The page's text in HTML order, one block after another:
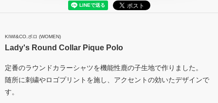
KIWI&CO.ポロ (WOMEN)
Lady's Round Collar Pique Polo
定番のラウンドカラーシャツを機能性鹿の子生地で作りました。
随所に刺繍やロゴプリントを施し、アクセントの効いたデザインで
す。